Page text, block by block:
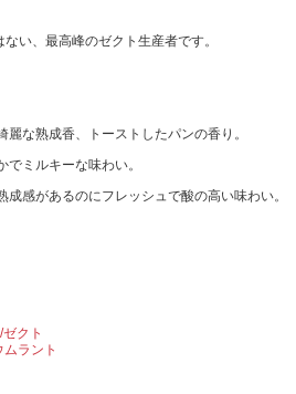
い、最高峰のゼクト生産者です。
な熟成香、トーストしたパンの香り。
でミルキーな味わい。
感があるのにフレッシュで酸の高い味わい。
ゼクト
ムラント